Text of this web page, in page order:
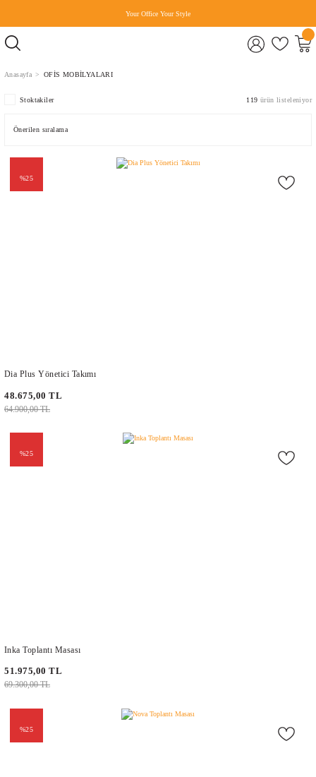
Your Office Your Style
Anasayfa OFİS MOBİLYALARI
Stoktakiler 119 ürün listeleniyor
%25
Dia Plus Yönetici Takımı
48.675,00 TL
64.900,00 TL
%25
Inka Toplantı Masası
51.975,00 TL
69.300,00 TL
%25